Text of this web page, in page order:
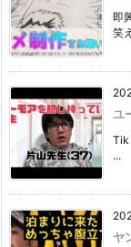
即
笑
ユ
Tik
...
ヤ